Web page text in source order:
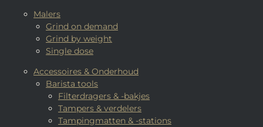
Malers
Grind on demand
Grind by weight
Single dose
Accessoires & Onderhoud
Barista tools
Filterdragers & -bakjes
Tampers & verdelers
Tampingmatten & -stations